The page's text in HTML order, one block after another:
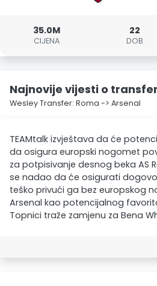
35.0M
CIJENA
22
DOB
Najnovije vijesti o
Wesley Transfer: Roma -> Arsenal
TEAMtalk izvještava da će
da osigura europski nogomet
za potpisivanje desnog beka AS
se nadao da će osigurati
teško privući ga bez europskog
Arsenal kao potencijalnog
Topnici traže zamjenu za Bena